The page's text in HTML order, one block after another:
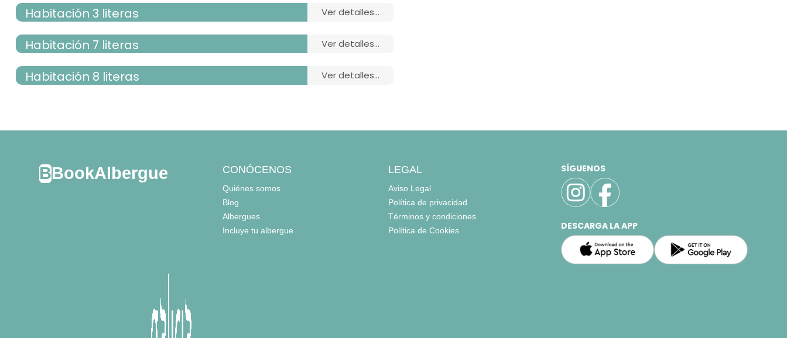
Habitación 3 literas ver detalles...
habitación individual
Habitación 7 literas ver detalles...
habitación con varias camas
- cama litera para 2 personas = 7
Habitación 8 literas ver detalles...
BookAlbergue CONÓCENOS
Quiénes somos
Blog
Albergues
Incluye tu albergue
LEGAL
Aviso Legal
Política de privacidad
Términos y condiciones
Política de Cookies
SÍGUENOS
DESCARGA LA APP